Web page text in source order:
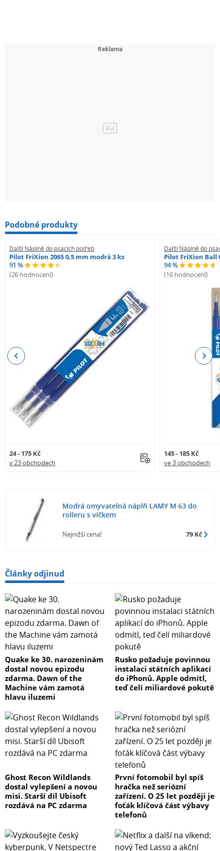
Podobné produkty
Další Náplně do psacích potřeb
Pilot FriXion 2065 0,5 mm modrá 3 ks
91 %
(26 hodnocení)
24 - 175 Kč
v 23 obchodech
Další Náplně do
Pilot FriXion Ball
94 %
(16 hodnocení)
145 - 185 Kč
ve 3 obchodech
Previous Next
Modrá omyvatelná náplň LAMY M 63 do
rolleru s víčkem
Nejnižší cena! 79 Kč
Články odjinud
Quake ke 30. narozeninám
dostal novou epizodu
zdarma. Dawn of the
Machine vám zamotá
hlavu iluzemi
Rusko požaduje povinnou
instalaci státních aplikací
do iPhonů. Apple odmítl,
teď čelí miliardové pokutě
Ghost Recon Wildlands
dostal vylepšení a novou
misi. Starší díl Ubisoft
rozdává na PC zdarma
První fotomobil byl spíš
hračka než seriózní
zařízení. O 25 let později je
foťák klíčová část výbavy
telefonů